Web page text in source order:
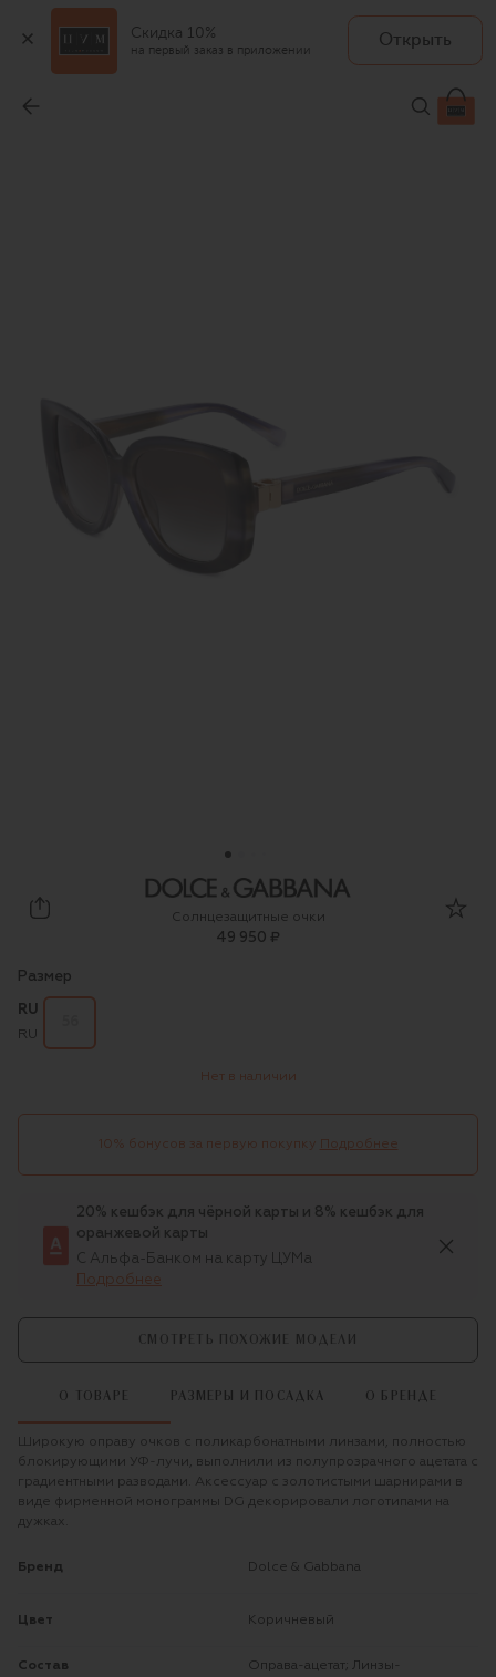
Скидка 10%
на первый заказ в приложении
Открыть
49 950 ₽
Dolce & Gabbana
Солнцезащитные очки
49 950 ₽
Размер
RU
RU
Нет в наличии
10% бонусов за первую покупку Подробнее
20% кешбэк для чёрной карты и 8% кешбэк для
оранжевой карты
С Альфа-Банком на карту ЦУМа
Подробнее
СМОТРЕТЬ ПОХОЖИЕ МОДЕЛИ
О ТОВАРЕ РАЗМЕРЫ И ПОСАДКА О БРЕНДЕ
Широкую оправу очков с поликарбонатными линзами, полностью
блокирующими УФ-лучи, выполнили из полупрозрачного ацетата с
градиентными разводами. Аксессуар с золотистыми шарнирами в
виде фирменной монограммы DG декорировали логотипами на
дужках.
Бренд Dolce & Gabbana
Цвет Коричневый
Состав
Оправа-ацетат; Линзы-